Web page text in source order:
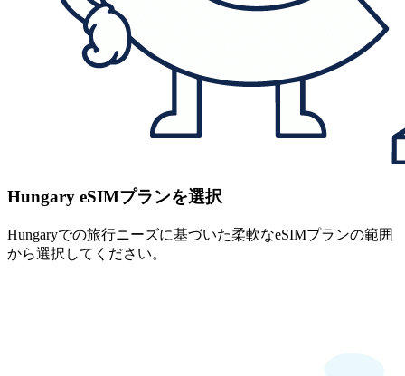
Hungary eSIMプランを選択
Hungaryでの旅行ニーズに基づいた柔軟なeSIMプランの範囲
から選択してください。